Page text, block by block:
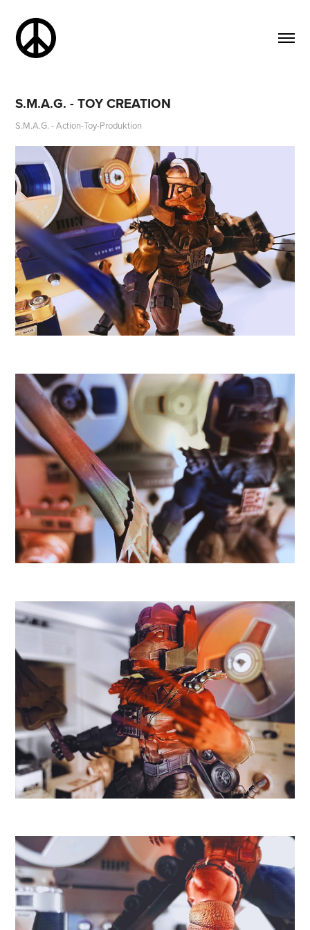
S.M.A.G. - TOY CREATION
S.M.A.G. - Action-Toy-Produktion